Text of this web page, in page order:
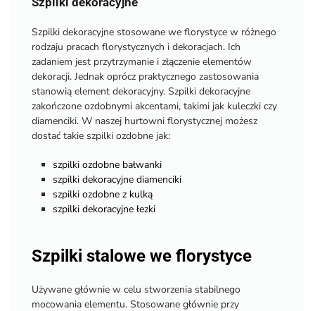
Szpilki dekoracyjne stosowane we florystyce w różnego
rodzaju pracach florystycznych i dekoracjach. Ich
zadaniem jest przytrzymanie i złączenie elementów
dekoracji. Jednak oprócz praktycznego zastosowania
stanowią element dekoracyjny. Szpilki dekoracyjne
zakończone ozdobnymi akcentami, takimi jak kuleczki czy
diamenciki. W naszej hurtowni florystycznej możesz
dostać takie szpilki ozdobne jak:
szpilki ozdobne bałwanki
szpilki dekoracyjne diamenciki
szpilki ozdobne z kulką
szpilki dekoracyjne łezki
Szpilki stalowe we florystyce
Używane głównie w celu stworzenia stabilnego
mocowania elementu. Stosowane głównie przy